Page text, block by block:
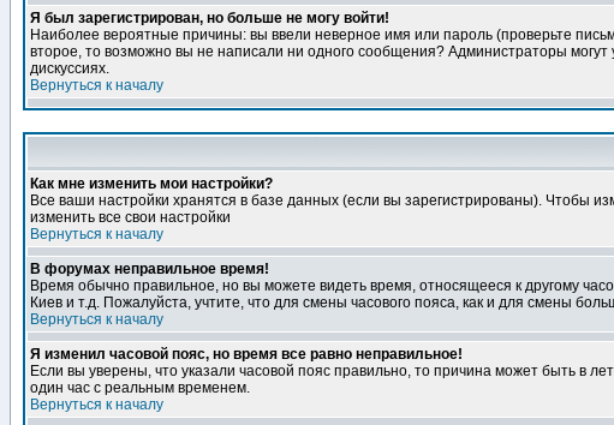
Я был зарегистрирован, но больше не могу войти!
Наиболее вероятные причины: вы ввели неверное имя или пароль (проверьте
второе, то возможно вы не написали ни одного сообщения? Администраторы
дискуссиях.
Вернуться к началу
Как мне изменить мои настройки?
Все ваши настройки хранятся в базе данных (если вы зарегистрированы). Чтобы
изменить все свои настройки
Вернуться к началу
В форумах неправильное время!
Время обычно правильное, но вы можете видеть время, относящееся к другому
Киев и т.д. Пожалуйста, учтите, что для смены часового пояса, как и для смены
Вернуться к началу
Я изменил часовой пояс, но время все равно неправильное!
Если вы уверены, что указали часовой пояс правильно, то причина может быть в
один час с реальным временем.
Вернуться к началу